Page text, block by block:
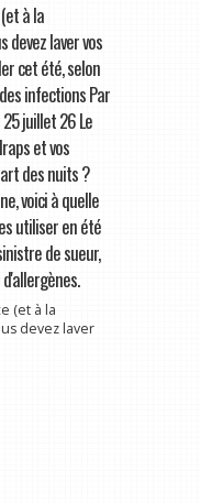
à la
devez laver vos
cet été, selon
infections Par
juillet 26 Le
et vos
des nuits ?
voici à quelle
utiliser en été
de sueur,
(et à la
devez laver